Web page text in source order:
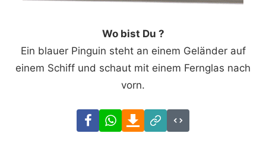
Wo bist Du ?
Ein blauer Pinguin steht an einem Geländer auf
einem Schiff und schaut mit einem Fernglas nach
vorn.
FacebookWhatsAppDownload
Link
Code